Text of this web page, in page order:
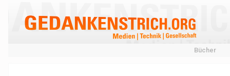
Bücher